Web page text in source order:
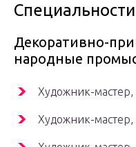
Декоративно-
народные
Художник-мастер,
Художник-мастер,